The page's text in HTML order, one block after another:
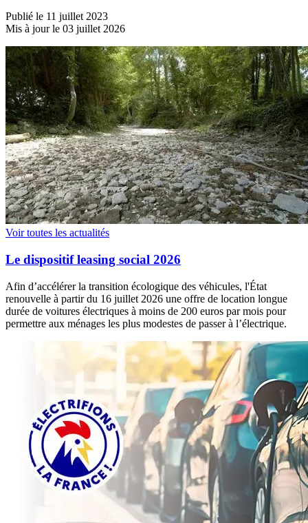
Publié le 11 juillet 2023
Mis à jour le 03 juillet 2026
Voir toutes les actualités
Le dispositif leasing social 2026
Afin d’accélérer la transition écologique des véhicules, l'État
renouvelle à partir du 16 juillet 2026 une offre de location longue
durée de voitures électriques à moins de 200 euros par mois pour
permettre aux ménages les plus modestes de passer à l’électrique.